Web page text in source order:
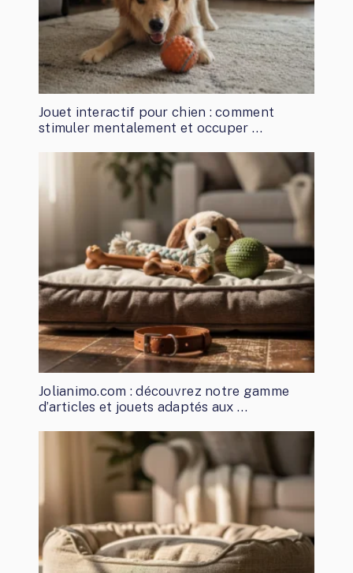
Jouet interactif pour chien : comment
stimuler mentalement et occuper …
Jolianimo.com : découvrez notre gamme
d’articles et jouets adaptés aux …